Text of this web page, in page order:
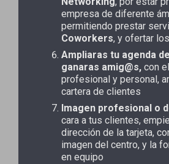
empresa de diferente
permitiendo prestar
Coworkers, y ofertar
Ampliaras tu agenda
ganaras amig@s, con
profesional y personal,
cartera de clientes
Imagen profesional o
cara a tus clientes,
dirección de la tarjeta,
imagen del centro, y la
en equipo